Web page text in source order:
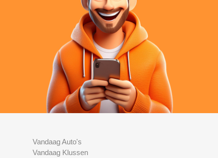
Vandaag Auto's
Vandaag Klussen